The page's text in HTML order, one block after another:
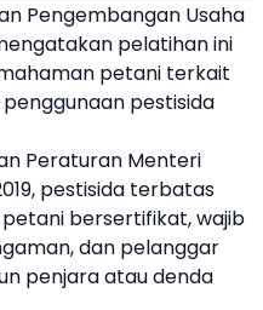
Pengembangan Usaha
pelatihan ini
petani terkait
pestisida
Peraturan Menteri
pestisida terbatas
bersertifikat, wajib
dan pelanggar
penjara atau denda